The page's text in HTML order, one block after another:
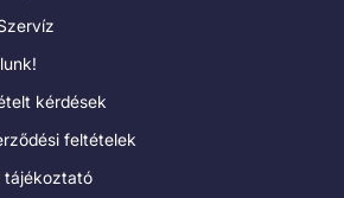
kérdések
feltételek
tájékoztató